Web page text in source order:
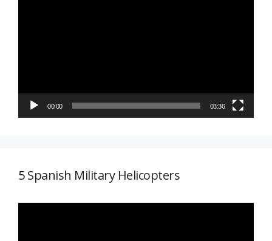
00:00 03:36
5 Spanish Military Helicopters